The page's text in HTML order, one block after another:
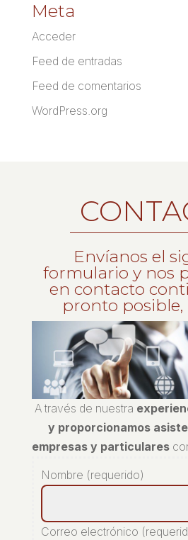
Meta
Acceder
Feed de entradas
Feed de comentarios
WordPress.org
Envíanos el
formulario y nos
en contacto
pronto posible,
A través de nuestra
y proporcionamos
empresas y particulares
Nombre (requerido)
Correo electrónico